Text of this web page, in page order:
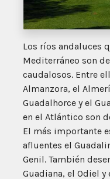
Los ríos andaluces
Mediterráneo son
caudalosos. Entre
Almanzora, el
Guadalhorce y el
en el Atlántico son
El más importante
afluentes el
Genil. También
Guadiana, el Odiel y